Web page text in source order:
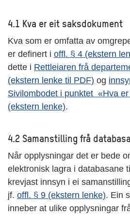
4.1 Kva er eit saksdokument
Kva som er omfatta av
er definert i offl. § 4 (ekstern
dette i Rettleiaren frå
(ekstern lenke til PDF) og
Sivilombodet i punktet «Hva
(ekstern lenke).
4.2 Samanstilling frå
Når opplysningar det er bede
elektronisk lagra i databasane
krevjast innsyn i ei
jf. offl. § 9 (ekstern lenke). Ein
inneber at ulike opplysningar